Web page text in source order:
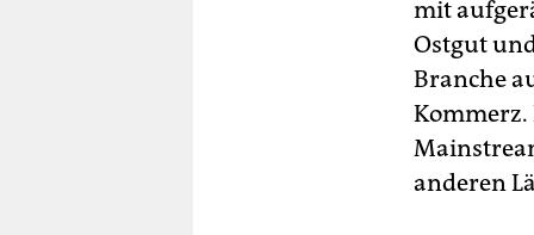
mit
Ostgut
Branche
Kommerz.
anderen